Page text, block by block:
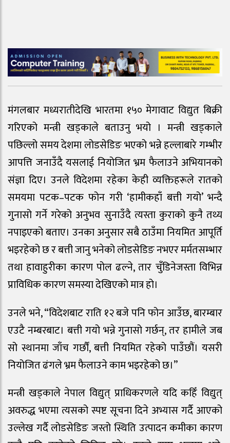
मंगलबार मध्यरातीदेखि भारतमा १५० मेगावाट विद्युत बिक्री
गरिएको मन्त्री खड्काले बताउनु भयो । मन्त्री खड्काले
पछिल्लो समय देशमा लोडसेडिङ भएको भन्ने हल्लाबारे गम्भीर
आपत्ति जनाउँदै यसलाई नियोजित भ्रम फैलाउने अभियानको
संज्ञा दिए। उनले विदेशमा रहेका केही व्यक्तिहरूले रातको
समयमा पटक–पटक फोन गरी ‘हामीकहाँ बत्ती गयो’ भन्दै
गुनासो गर्ने गरेको अनुभव सुनाउँदै त्यस्ता कुराको कुनै तथ्य
नपाइएको बताए। उनका अनुसार सबै ठाउँमा नियमित आपूर्ति
भइरहेको छ र बत्ती जानु भनेको लोडसेडिङ नभएर मर्मतसम्भार
तथा हावाहुरीका कारण पोल ढल्ने, तार चुँडिनेजस्ता विभिन्न
प्राविधिक कारण समस्या देखिएको मात्र हो।
उनले भने, “विदेशबाट राति १२ बजे पनि फोन आउँछ, बारम्बार
एउटै नम्बरबाट। बत्ती गयो भन्ने गुनासो गर्छन्, तर हामीले जब
सो स्थानमा जाँच गर्छौं, बत्ती नियमित रहेको पाउँछौं। यसरी
नियोजित ढंगले भ्रम फैलाउने काम भइरहेको छ।”
मन्त्री खड्काले नेपाल विद्युत् प्राधिकरणले यदि कहिँ विद्युत्
अवरुद्ध भएमा त्यसको स्पष्ट सूचना दिने अभ्यास गर्दै आएको
उल्लेख गर्दै लोडसेडिङ जस्तो स्थिति उत्पादन कमीका कारण